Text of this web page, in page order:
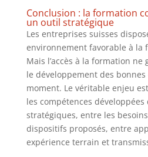
Conclusion : la formation
un outil stratégique
Les entreprises suisses
environnement favorable à la
Mais l’accès à la formation
le développement des
moment. Le véritable enjeu
les compétences
stratégiques, entre les
dispositifs proposés, entre
expérience terrain et